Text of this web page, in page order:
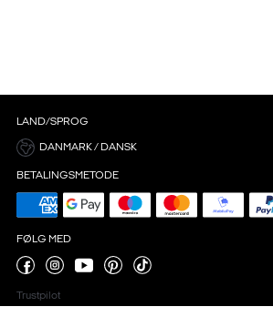
LAND/SPROG
DANMARK / DANSK
BETALINGSMETODE
FØLG MED
Trustpilot